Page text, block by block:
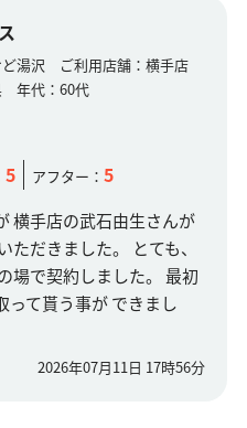
湯沢 ご利用店舗： 横手店
年代： 60代
5 アフター： 5
横手店の武石由生さんが
だきました。 とても、
場で契約しました。 最初
って貰う事が できまし
2026年07月11日 17時56分